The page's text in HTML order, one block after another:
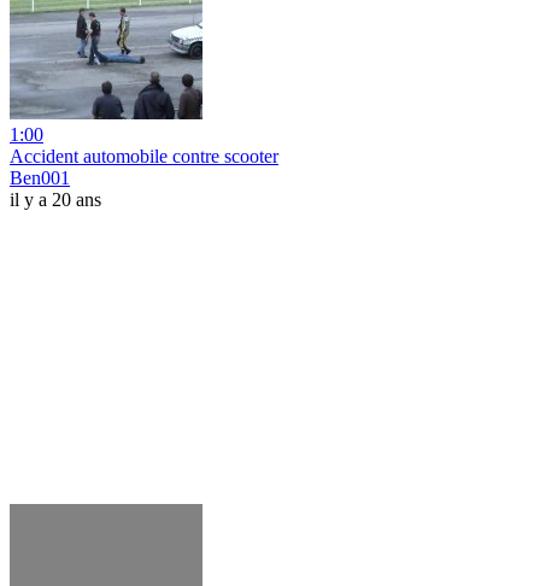
1:00
Accident automobile contre scooter
Ben001
il y a 20 ans